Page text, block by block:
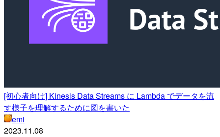
[初心者向け] Kinesis Data Streams に Lambda でデータを流
す様子を理解するために図を書いた
emi
2023.11.08